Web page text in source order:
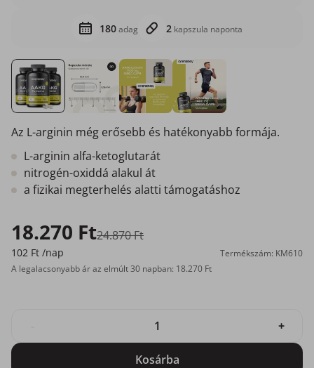
180adag 2 kapszula naponta
Az L-arginin még erősebb és hatékonyabb formája.
L-arginin alfa-ketoglutarát
nitrogén-oxiddá alakul át
a fizikai megterhelés alatti támogatáshoz
18.270 Ft24.870 Ft
102 Ft /nap
Termékszám: KM610
A legalacsonyabb ár az elmúlt 30 napban: 18.270 Ft
+
Kosárba